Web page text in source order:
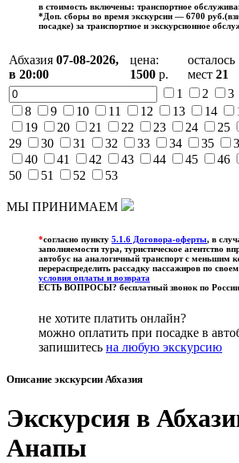
в стоимость включены: транспортное
*Доп. сборы во время экскурсии — 6700
посадке) за транспортное и экскурсионное
Абхазия 07-08-2026,
в 20:00
цена:
1500 р.
осталось
мест 21
1
2 3
8
9 10 11 12 13 14
19
20 21 22 23 24 25
29
30 31 32 33 34 35
40
41 42 43 44 45 46
50
51 52 53
МЫ ПРИНИМАЕМ
*согласно пункту 5.1.6 Договора-оферты, в
заполняемости тура, туристическое агентство
автобус на аналогичный транспорт с меньшим
перераспределить рассадку пассажиров по
условия оплаты и возврата
ЕСТЬ ВОПРОСЫ? бесплатный звонок по России
не хотите платить онлайн?
можно оплатить при посадке в
запишитесь на любую экскурсию
Описание экскурсии Абхазия
Экскурсия в
Анапы